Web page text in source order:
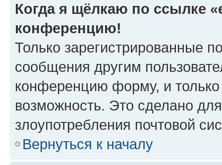
Когда я щёлкаю по ссылке
конференцию!
Только зарегистрированные
сообщения другим
конференцию форму, и
возможность. Это сделано
злоупотребления почтовой
Вернуться к началу